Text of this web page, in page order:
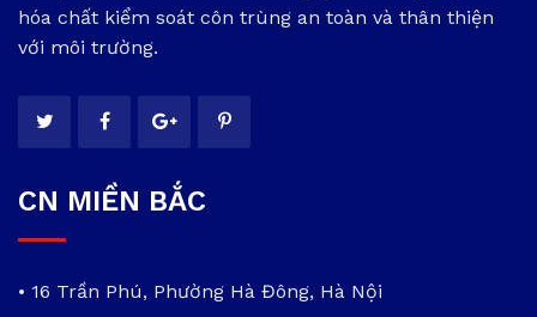
hóa chất kiểm soát côn trùng an toàn và thân thiện
với môi trường.
CN MIỀN BẮC
• 16 Trần Phú, Phường Hà Đông, Hà Nội